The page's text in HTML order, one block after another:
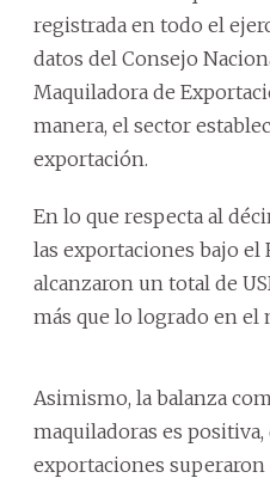
registrada en todo el
datos del Consejo
Maquiladora de
manera, el sector
exportación.
En lo que respecta al
las exportaciones bajo el
alcanzaron un total de
más que lo logrado en el
Asimismo, la balanza
maquiladoras es positiva,
exportaciones superaron